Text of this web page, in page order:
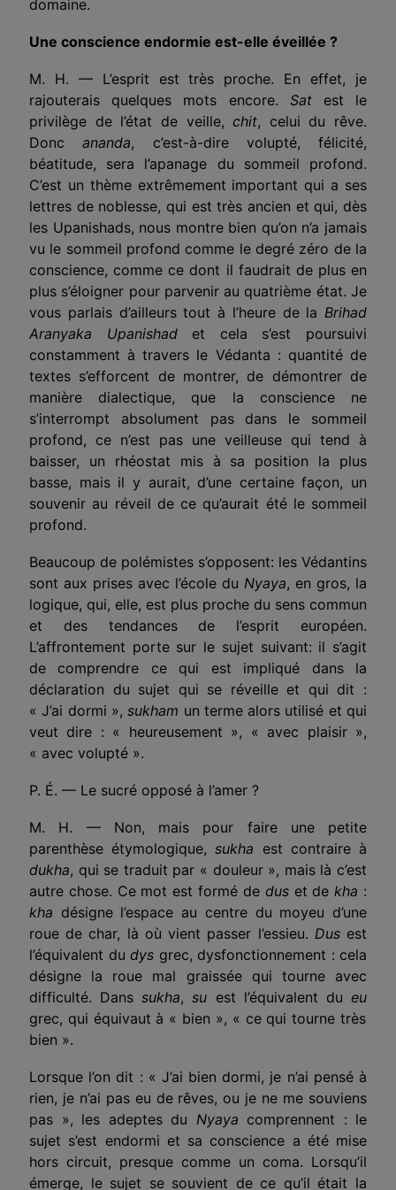
domaine.
Une conscience endormie est-elle éveillée ?
M. H. — L’esprit est très proche. En effet, je
rajouterais quelques mots encore. Satest le
privilège de l’état de veille,chit, celui du rêve.
Doncananda, c’est-à-dire volupté, félicité,
béatitude, sera l’apanage du sommeil profond.
C’est un thème extrêmement important qui a ses
lettres de noblesse, qui est très ancien et qui, dès
les Upanishads, nous montre bien qu’on n’a jamais
vu le sommeil profond comme le degré zéro de la
conscience, comme ce dont il faudrait de plus en
plus s’éloigner pour parvenir au quatrième état. Je
vous parlais d’ailleurs tout à l’heure de la Brihad
Aranyaka Upanishadet cela s’est poursuivi
constamment à travers le Védanta : quantité de
textes s’efforcent de montrer, de démontrer de
manière dialectique, que la conscience ne
s’interrompt absolument pas dans le sommeil
profond, ce n’est pas une veilleuse qui tend à
baisser, un rhéostat mis à sa position la plus
basse, mais il y aurait, d’une certaine façon, un
souvenir au réveil de ce qu’aurait été le sommeil
profond.
Beaucoup de polémistes s’opposent: les Védantins
sont aux prises avec l’école du Nyaya, en gros, la
logique, qui, elle, est plus proche du sens commun
et des tendances de l’esprit européen.
L’affrontement porte sur le sujet suivant: il s’agit
de comprendre ce qui est impliqué dans la
déclaration du sujet qui se réveille et qui dit :
« J’ai dormi »,sukham un terme alors utilisé et qui
veut dire : « heureusement », « avec plaisir »,
« avec volupté ».
P. É. — Le sucré opposé à l’amer ?
M. H. — Non, mais pour faire une petite
parenthèse étymologique,sukha est contraire à
dukha, qui se traduit par « douleur », mais là c’est
autre chose. Ce mot est formé de duset dekha :
kha désigne l’espace au centre du moyeu d’une
roue de char, là où vient passer l’essieu. Dusest
l’équivalent du dys grec, dysfonctionnement : cela
désigne la roue mal graissée qui tourne avec
difficulté. Danssukha,su est l’équivalent dueu
grec, qui équivaut à « bien », « ce qui tourne très
bien ».
Lorsque l’on dit : « J’ai bien dormi, je n’ai pensé à
rien, je n’ai pas eu de rêves, ou je ne me souviens
pas », les adeptes du Nyaya comprennent : le
sujet s’est endormi et sa conscience a été mise
hors circuit, presque comme un coma. Lorsqu’il
émerge, le sujet se souvient de ce qu’il était la